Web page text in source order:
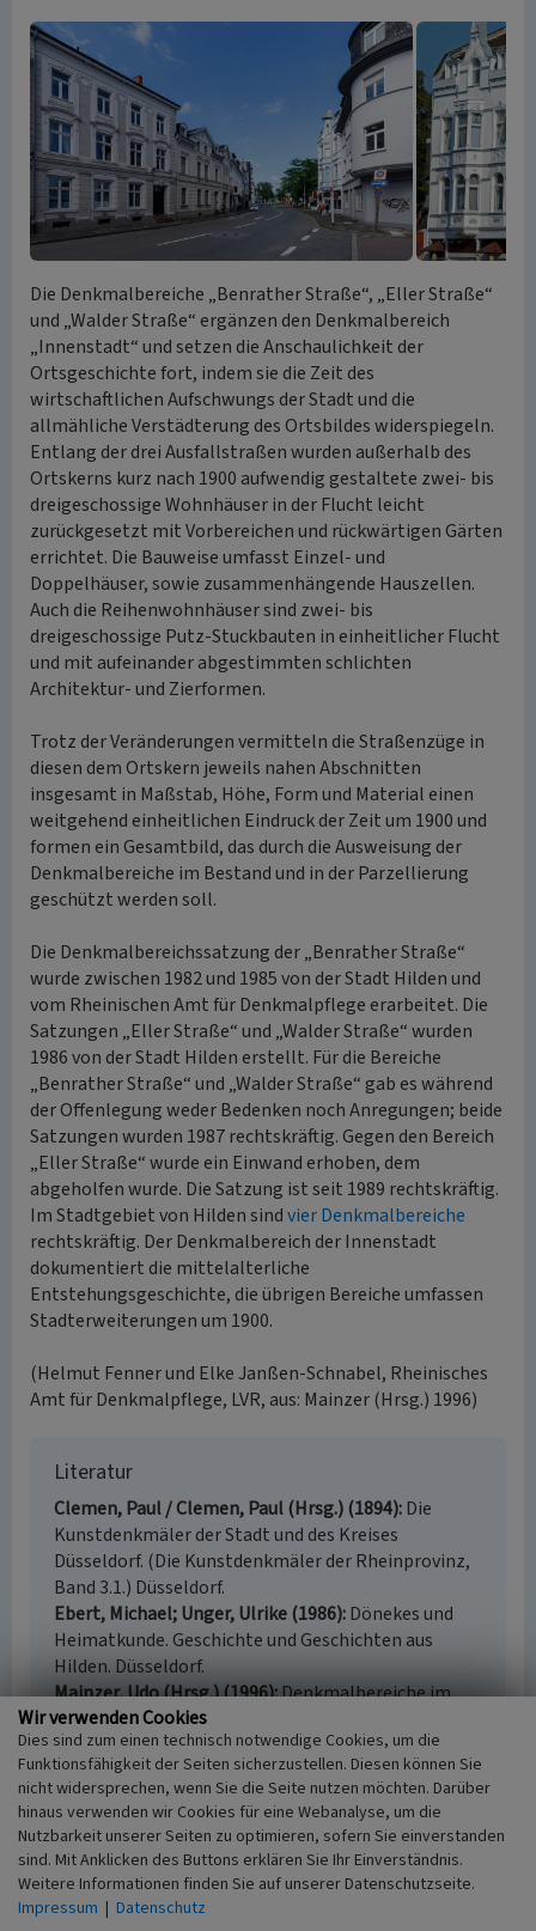
Die Denkmalbereiche „Benrather Straße“, „Eller Straße“
und „Walder Straße“ ergänzen den Denkmalbereich
„Innenstadt“ und setzen die Anschaulichkeit der
Ortsgeschichte fort, indem sie die Zeit des
wirtschaftlichen Aufschwungs der Stadt und die
allmähliche Verstädterung des Ortsbildes widerspiegeln.
Entlang der drei Ausfallstraßen wurden außerhalb des
Ortskerns kurz nach 1900 aufwendig gestaltete zwei- bis
dreigeschossige Wohnhäuser in der Flucht leicht
zurückgesetzt mit Vorbereichen und rückwärtigen Gärten
errichtet. Die Bauweise umfasst Einzel- und
Doppelhäuser, sowie zusammenhängende Hauszellen.
Auch die Reihenwohnhäuser sind zwei- bis
dreigeschossige Putz-Stuckbauten in einheitlicher Flucht
und mit aufeinander abgestimmten schlichten
Architektur- und Zierformen.
Trotz der Veränderungen vermitteln die Straßenzüge in
diesen dem Ortskern jeweils nahen Abschnitten
insgesamt in Maßstab, Höhe, Form und Material einen
weitgehend einheitlichen Eindruck der Zeit um 1900 und
formen ein Gesamtbild, das durch die Ausweisung der
Denkmalbereiche im Bestand und in der Parzellierung
geschützt werden soll.
Die Denkmalbereichssatzung der „Benrather Straße“
wurde zwischen 1982 und 1985 von der Stadt Hilden und
vom Rheinischen Amt für Denkmalpflege erarbeitet. Die
Satzungen „Eller Straße“ und „Walder Straße“ wurden
1986 von der Stadt Hilden erstellt. Für die Bereiche
„Benrather Straße“ und „Walder Straße“ gab es während
der Offenlegung weder Bedenken noch Anregungen; beide
Satzungen wurden 1987 rechtskräftig. Gegen den Bereich
„Eller Straße“ wurde ein Einwand erhoben, dem
abgeholfen wurde. Die Satzung ist seit 1989 rechtskräftig.
Im Stadtgebiet von Hilden sindvier Denkmalbereiche
rechtskräftig. Der Denkmalbereich der Innenstadt
dokumentiert die mittelalterliche
Entstehungsgeschichte, die übrigen Bereiche umfassen
Stadterweiterungen um 1900.
(Helmut Fenner und Elke Janßen-Schnabel, Rheinisches
Amt für Denkmalpflege, LVR, aus: Mainzer (Hrsg.) 1996)
Literatur
Clemen, Paul / Clemen, Paul (Hrsg.) (1894) Die
Kunstdenkmäler der Stadt und des Kreises
Düsseldorf. (Die Kunstdenkmäler der Rheinprovinz,
Band 3.1.) Düsseldorf.
Ebert, Michael; Unger, Ulrike (1986) Dönekes und
Heimatkunde. Geschichte und Geschichten aus
Hilden. Düsseldorf.
Mainzer, Udo (Hrsg.) (1996) Denkmalbereiche im
Rheinland. (Arbeitshefte der rheinischen
Denkmalpflege 49.) S. 108-110, Köln.
Müller, Gerd / Kreis Mettmann (Hrsg.)
(1991) Geschichte der Stadt Hilden. In: Neuigkeiten
aus alter Zeit. Der Kreis Mettmann und die
Geschichte seiner 10 Städte, Meinerzhagen.
Wir verwenden Cookies
Dies sind zum einen technisch notwendige Cookies, um die
Funktionsfähigkeit der Seiten sicherzustellen. Diesen können Sie
nicht widersprechen, wenn Sie die Seite nutzen möchten. Darüber
hinaus verwenden wir Cookies für eine Webanalyse, um die
Nutzbarkeit unserer Seiten zu optimieren, sofern Sie einverstanden
sind. Mit Anklicken des Buttons erklären Sie Ihr Einverständnis.
Weitere Informationen finden Sie auf unserer Datenschutzseite.
Impressum | Datenschutz